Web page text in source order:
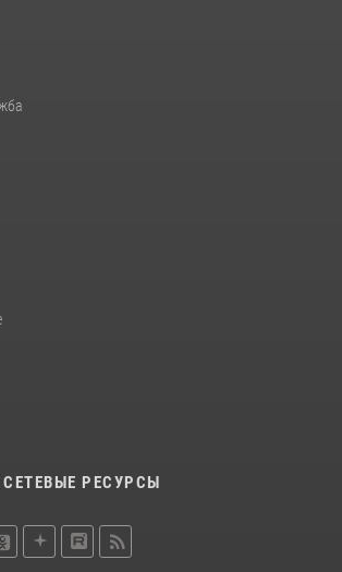
РЕСУРСЫ